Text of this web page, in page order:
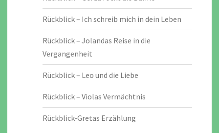
Rückblick – Ich schreib mich in dein Leben
Rückblick – Jolandas Reise in die
Vergangenheit
Rückblick – Leo und die Liebe
Rückblick – Violas Vermächtnis
Rückblick-Gretas Erzählung